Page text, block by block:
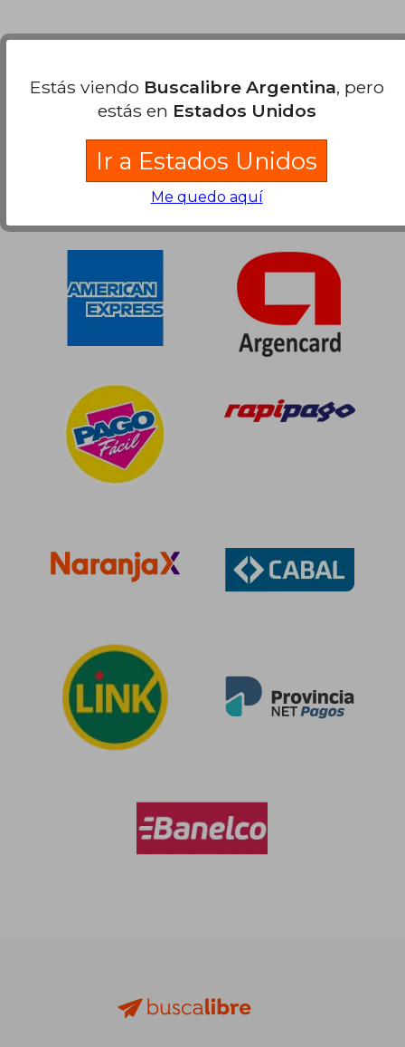
Estás viendo Buscalibre Argentina, pero
estás en Estados Unidos
Ir a Estados Unidos
Me quedo aquí